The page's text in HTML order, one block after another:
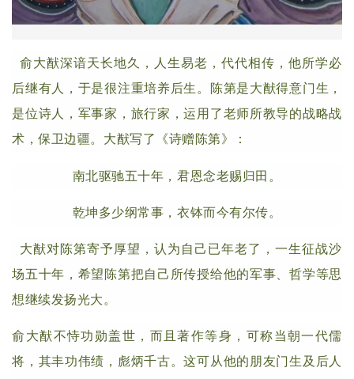
俞大猷深谙天长地久，人生易老，代代相传，他所学必
后继有人，于是很注重培养后生。陈第是大猷得意门生，
是位诗人，军事家，旅行家，运用了老师所教导的战略战
术，保卫边疆。大猷写了《诗赠陈第》：
南北驱驰五十年，君恩念老赐归田。
乾坤多少纲常事，衣钵而今有尔传。
大猷对陈第寄予厚望，认为自己已年老了，一生征战沙
场五十年，希望陈第把自己所传授给他的军事、哲学等思
想继续发扬光大。
俞大猷不恃功勋盖世，而且著作等身，可称当朝一代儒
将，其丰功伟绩，彪炳千古。这可从他的朋友门生及后人